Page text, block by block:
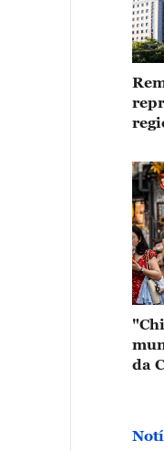
da